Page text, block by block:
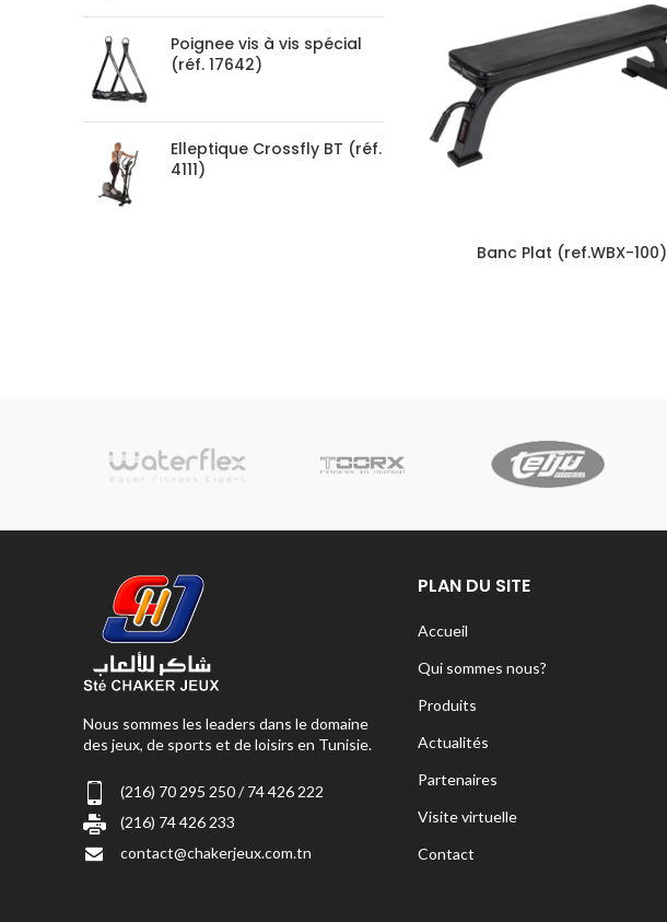
Poignee vis à vis spécial
(réf. 17642)
Elleptique Crossfly BT (réf.
4111)
Banc Plat (ref.WBX-100)
Nous sommes les leaders dans le domaine
des jeux, de sports et de loisirs en Tunisie.
(216) 70 295 250 / 74 426 222
(216) 74 426 233
contact@chakerjeux.com.tn
PLAN DU SITE
Accueil
Qui sommes nous?
Produits
Actualités
Partenaires
Visite virtuelle
Contact